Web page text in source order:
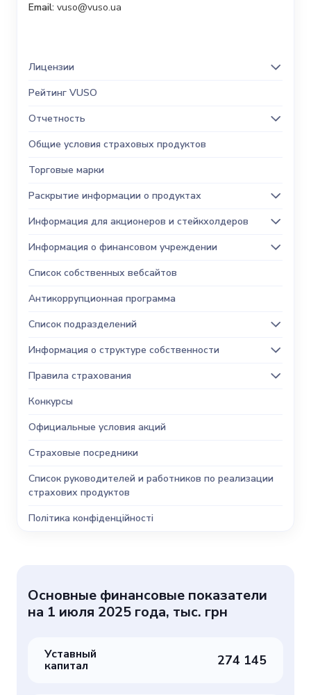
Email: vuso@vuso.ua
Лицензии
Рейтинг VUSO
Отчетность
Общие условия страховых продуктов
Торговые марки
Раскрытие информации о продуктах
Информация для акционеров и стейкхолдеров
Информация о финансовом учреждении
Список собственных вебсайтов
Антикоррупционная программа
Список подразделений
Информация о структуре собственности
Правила страхования
Конкурсы
Официальные условия акций
Страховые посредники
Список руководителей и работников по реализации
страхових продуктов
Політика конфіденційності
Основные финансовые показатели
на 1 июля 2025 года, тыс. грн
Уставный
капитал 274 145